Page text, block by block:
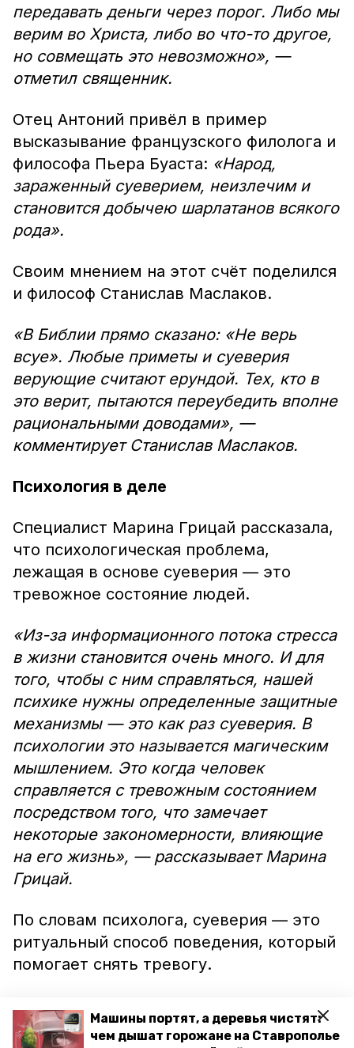
Машины портят, а деревья чистят:
чем дышат горожане на Ставрополье
передавать деньги через порог. Либо мы
верим во Христа, либо во что-то другое,
но совмещать это невозможно», —
отметил священник.
Отец Антоний привёл в пример
высказывание французского филолога и
философа Пьера Буаста: «Народ,
зараженный суеверием, неизлечим и
становится добычею шарлатанов всякого
рода».
Своим мнением на этот счёт поделился
и философ Станислав Маслаков.
«В Библии прямо сказано: «Не верь
всуе». Любые приметы и суеверия
верующие считают ерундой. Тех, кто в
это верит, пытаются переубедить вполне
рациональными доводами», —
комментирует Станислав Маслаков.
Психология в деле
Специалист Марина Грицай рассказала,
что психологическая проблема,
лежащая в основе суеверия — это
тревожное состояние людей.
«Из-за информационного потока стресса
в жизни становится очень много. И для
того, чтобы с ним справляться, нашей
психике нужны определенные защитные
механизмы — это как раз суеверия. В
психологии это называется магическим
мышлением. Это когда человек
справляется с тревожным состоянием
посредством того, что замечает
некоторые закономерности, влияющие
на его жизнь», — рассказывает Марина
Грицай.
По словам психолога, суеверия — это
ритуальный способ поведения, который
помогает снять тревогу.
«Этому виду защитной реакции
подвержены люди с низким